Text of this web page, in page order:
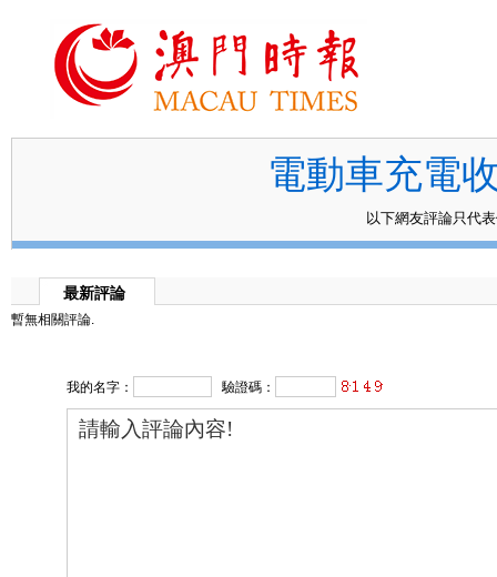
電動車充電
以下網友評論只代
最新評論
暫無相關評論.
我的名字： 驗證碼：